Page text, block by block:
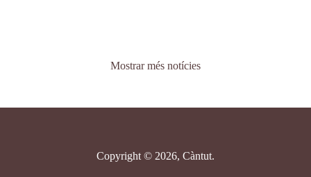
Paginació
Mostrar més notícies
Copyright © 2026, Càntut.